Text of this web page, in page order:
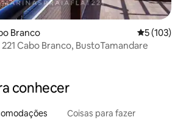
Branco 5 de uma
5 (103)
Cabo Branco, BustoTamandare
conhecer
Coisas para fazer